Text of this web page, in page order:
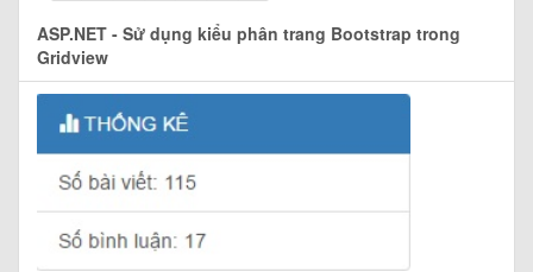
ASP.NET - Sử dụng kiểu phân trang Bootstrap trong
Gridview